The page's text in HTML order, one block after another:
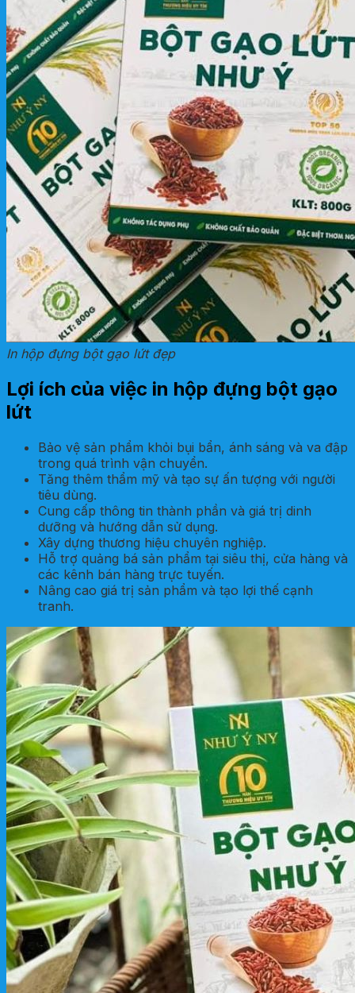
In hộp đựng bột gạo lứt đẹp
Lợi ích của việc in hộp đựng bột gạo
lứt
Bảo vệ sản phẩm khỏi bụi bẩn, ánh sáng và va đập
trong quá trình vận chuyển.
Tăng thêm thẩm mỹ và tạo sự ấn tượng với người
tiêu dùng.
Cung cấp thông tin thành phần và giá trị dinh
dưỡng và hướng dẫn sử dụng.
Xây dựng thương hiệu chuyên nghiệp.
Hỗ trợ quảng bá sản phẩm tại siêu thị, cửa hàng và
các kênh bán hàng trực tuyến.
Nâng cao giá trị sản phẩm và tạo lợi thế cạnh
tranh.